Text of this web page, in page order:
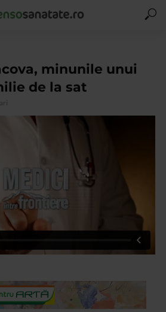
minunile unui
de la sat